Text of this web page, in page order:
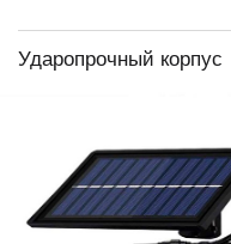
Ударопрочный корпус